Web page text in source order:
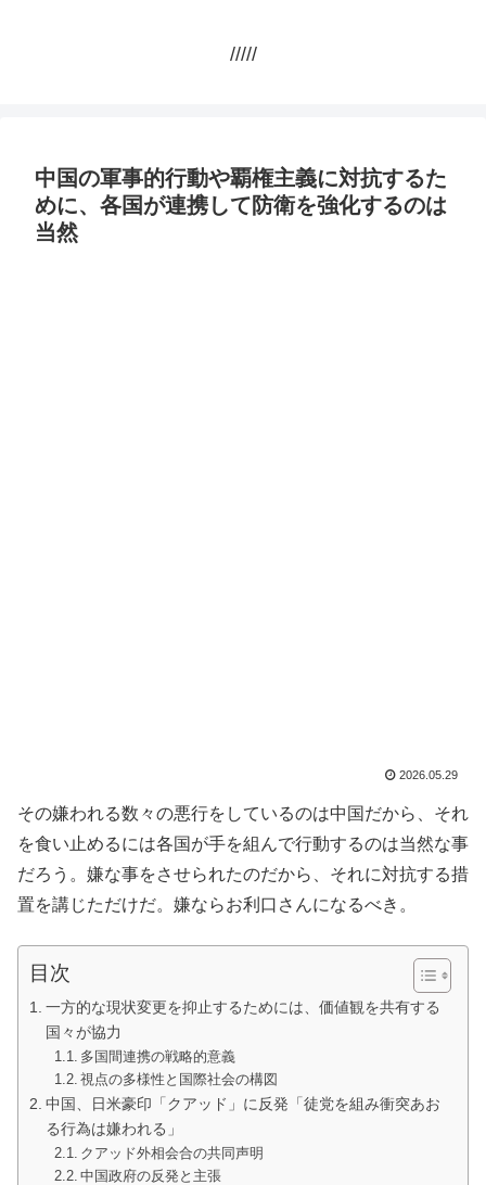
/////
中国の軍事的行動や覇権主義に対抗するた
めに、各国が連携して防衛を強化するのは
当然
2026.05.29
その嫌われる数々の悪行をしているのは中国だから、それ
を食い止めるには各国が手を組んで行動するのは当然な事
だろう。嫌な事をさせられたのだから、それに対抗する措
置を講じただけだ。嫌ならお利口さんになるべき。
目次
一方的な現状変更を抑止するためには、価値観を共有する
国々が協力
多国間連携の戦略的意義
視点の多様性と国際社会の構図
中国、日米豪印「クアッド」に反発「徒党を組み衝突あお
る行為は嫌われる」
クアッド外相会合の共同声明
中国政府の反発と主張